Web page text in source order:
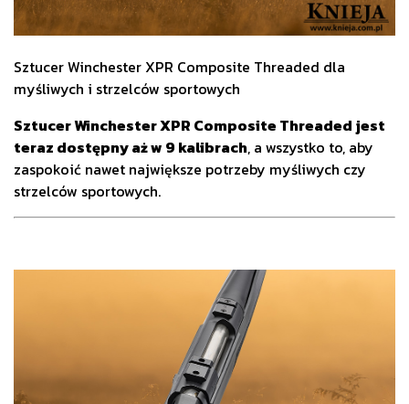
Sztucer Winchester XPR Composite Threaded dla
myśliwych i strzelców sportowych
Sztucer Winchester XPR Composite Threaded jest
teraz dostępny aż w 9 kalibrach, a wszystko to, aby
zaspokoić nawet największe potrzeby myśliwych czy
strzelców sportowych.